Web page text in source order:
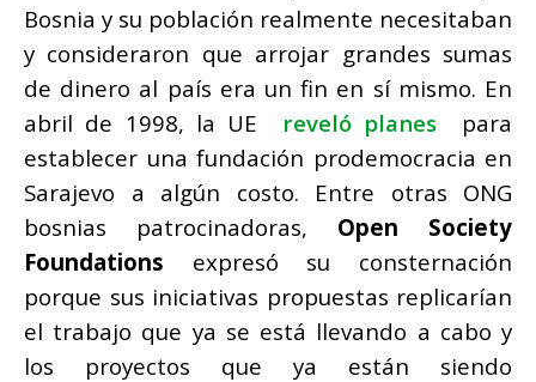
Bosnia y su población realmente necesitaban
y consideraron que arrojar grandes sumas
de dinero al país era un fin en sí mismo. En
abril de 1998, la UE reveló planes para
establecer una fundación prodemocracia en
Sarajevo a algún costo. Entre otras ONG
bosnias patrocinadoras, Open Society
Foundations expresó su consternación
porque sus iniciativas propuestas replicarían
el trabajo que ya se está llevando a cabo y
los proyectos que ya están siendo